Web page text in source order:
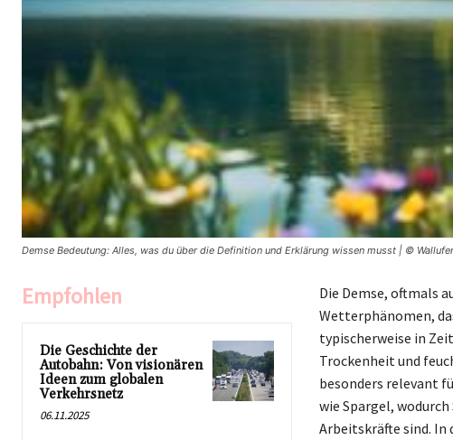
Demse Bedeutung: Alles, was du über die Definition und Erklärung wissen musst | ©
Empfohlen
Die Geschichte der
Autobahn: Von visionären
Ideen zum globalen
Verkehrsnetz
06.11.2025
Die Demse, oftmals
Wetterphänomen,
typischerweise in
Trockenheit und
besonders relevant
wie Spargel,
Arbeitskräfte sind. In